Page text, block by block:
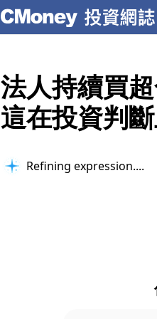
法人持續買
這在投資判
Refining expression...